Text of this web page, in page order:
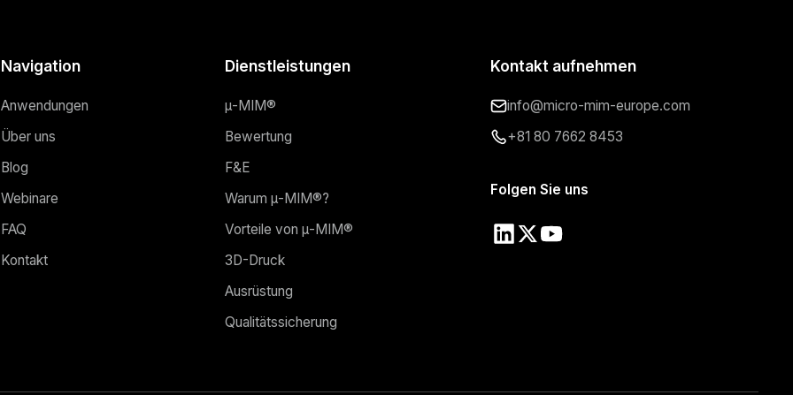
Navigation
Anwendungen
Über uns
Blog
Webinare
FAQ
Kontakt
Dienstleistungen
μ-MIM®
Bewertung
F&E
Warum μ-MIM®?
Vorteile von μ-MIM®
3D-Druck
Ausrüstung
Qualitätssicherung
Kontakt aufnehmen
info@micro-mim-europe.com
+81 80 7662 8453
Folgen Sie uns